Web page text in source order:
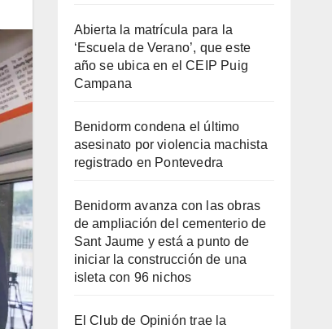
Abierta la matrícula para la
‘Escuela de Verano’, que este
año se ubica en el CEIP Puig
Campana
Benidorm condena el último
asesinato por violencia machista
registrado en Pontevedra
Benidorm avanza con las obras
de ampliación del cementerio de
Sant Jaume y está a punto de
iniciar la construcción de una
isleta con 96 nichos
El Club de Opinión trae la